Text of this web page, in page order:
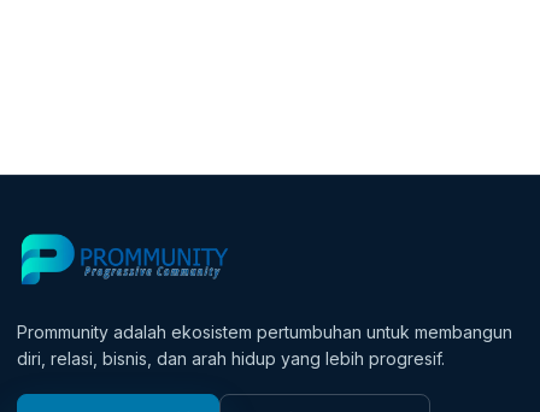
Prommunity adalah ekosistem pertumbuhan untuk membangun
diri, relasi, bisnis, dan arah hidup yang lebih progresif.